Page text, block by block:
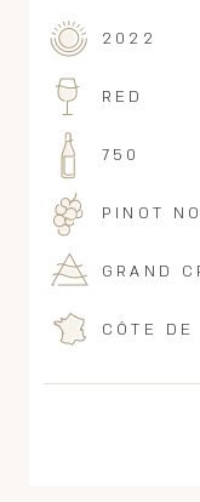
2022
RED
750
PINOT
GRAND
CÔTE DE